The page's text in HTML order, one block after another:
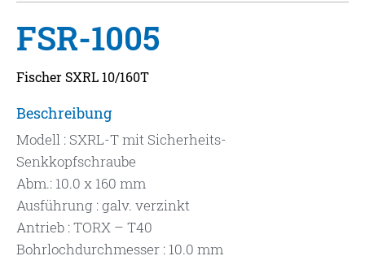
FSR-1005
Fischer SXRL 10/160T
Beschreibung
Modell : SXRL-T mit Sicherheits-
Senkkopfschraube
Abm.: 10.0 x 160 mm
Ausführung : galv. verzinkt
Antrieb : TORX – T40
Bohrlochdurchmesser : 10.0 mm